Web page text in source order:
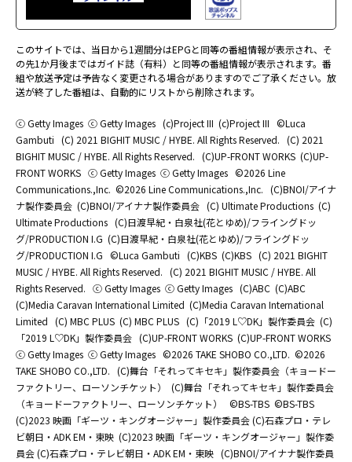
このサイトでは、当日から1週間分はEPGと同等の番組情報が表示され、そ
の先1か月後まではガイド誌（有料）と同等の番組情報が表示されます。番
組や放送予定は予告なく変更される場合がありますのでご了承ください。放
送が終了した番組は、自動的にリストから削除されます。
ⓒ Getty Images ⓒ Getty Images (c)Project III (c)Project III ©Luca
Gambuti (C) 2021 BIGHIT MUSIC / HYBE. All Rights Reserved. (C) 2021
BIGHIT MUSIC / HYBE. All Rights Reserved. (C)UP-FRONT WORKS (C)UP-
FRONT WORKS ⓒ Getty Images ⓒ Getty Images ©2026 Line
Communications.,Inc. ©2026 Line Communications.,Inc. (C)BNOI/アイナ
ナ製作委員会 (C)BNOI/アイナナ製作委員会 (C) Ultimate Productions (C)
Ultimate Productions (C)日渡早紀・白泉社(花とゆめ)/フライングドッ
グ/PRODUCTION I.G (C)日渡早紀・白泉社(花とゆめ)/フライングドッ
グ/PRODUCTION I.G ©Luca Gambuti (C)KBS (C)KBS (C) 2021 BIGHIT
MUSIC / HYBE. All Rights Reserved. (C) 2021 BIGHIT MUSIC / HYBE. All
Rights Reserved. ⓒ Getty Images ⓒ Getty Images (C)ABC (C)ABC
(C)Media Caravan International Limited (C)Media Caravan International
Limited (C) MBC PLUS (C) MBC PLUS (C)「2019 L♡DK」製作委員会 (C)
「2019 L♡DK」製作委員会 (C)UP-FRONT WORKS (C)UP-FRONT WORKS
ⓒ Getty Images ⓒ Getty Images ©2026 TAKE SHOBO CO.,LTD. ©2026
TAKE SHOBO CO.,LTD. (C)舞台「それってキセキ」製作委員会（キョードー
ファクトリー、ローソンチケット）
(C)舞台「それってキセキ」製作委員会
（キョードーファクトリー、ローソンチケット）
©BS-TBS ©BS-TBS
(C)2023 映画「ギーツ・キングオージャー」製作委員会 (C)石森プロ・テレ
ビ朝日・ADK EM・東映 (C)2023 映画「ギーツ・キングオージャー」製作委
員会 (C)石森プロ・テレビ朝日・ADK EM・東映 (C)BNOI/アイナナ製作委員